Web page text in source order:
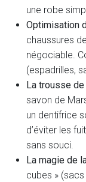
une robe
Optimisation
chaussures
négociable.
(espadrilles,
La trousse
savon de
un dentifrice
d’éviter les
sans souci.
La magie de
cubes »